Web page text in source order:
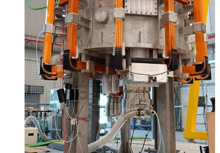
experiència
en
el
pòdcast
MASTERÍZATE